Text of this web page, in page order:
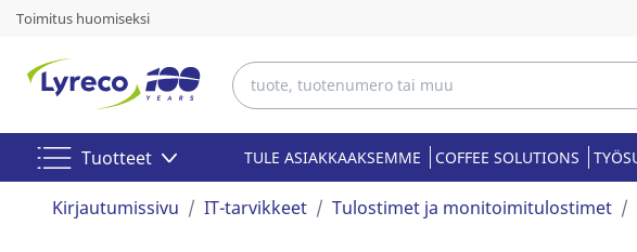
Toimitus huomiseksi
Tuotteet TULE ASIAKKAAKSEMME COFFEE SOLUTIONS
Kirjautumissivu IT-tarvikkeet Tulostimet ja monitoimitulostimet